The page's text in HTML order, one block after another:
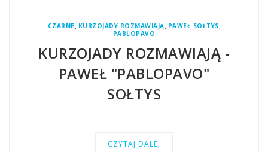
CZARNE, KURZOJADY ROZMAWIAJĄ, PAWEŁ SOŁTYS,
PABLOPAVO
KURZOJADY ROZMAWIAJĄ -
PAWEŁ "PABLOPAVO"
SOŁTYS
CZYTAJ DALEJ